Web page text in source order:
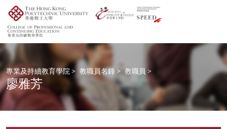
專業及持續教育學院 > 教職員名錄 > 教職員 >
廖雅芳